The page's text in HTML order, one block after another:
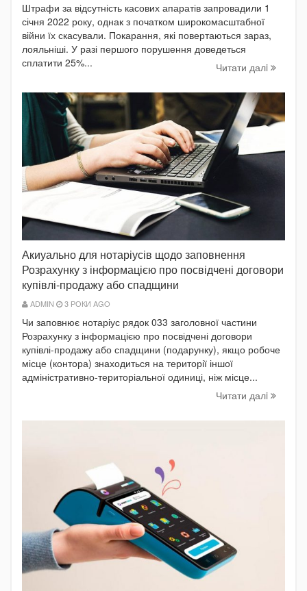
Штрафи за відсутність касових апаратів запровадили 1
січня 2022 року, однак з початком широкомасштабної
війни їх скасували. Покарання, які повертаються зараз,
лояльніші. У разі першого порушення доведеться
сплатити 25%...
Читати далi
Акиуально для нотаріусів щодо заповнення
Розрахунку з інформацією про посвідчені договори
купівлі-продажу або спадщини
ADMIN 3 РОКИ AGO
Чи заповнює нотаріус рядок 033 заголовної частини
Розрахунку з інформацією про посвідчені договори
купівлі-продажу або спадщини (подарунку), якщо робоче
місце (контора) знаходиться на території іншої
адміністративно-територіальної одиниці, ніж місце...
Читати далi